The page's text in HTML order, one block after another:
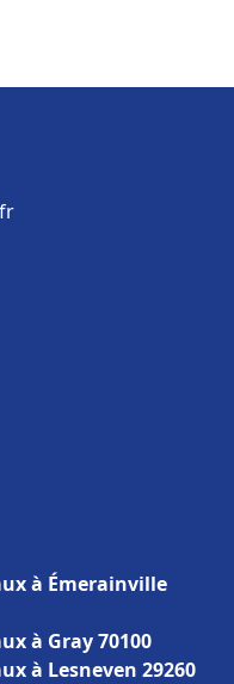
à Émerainville
à Gray 70100
à Lesneven 29260